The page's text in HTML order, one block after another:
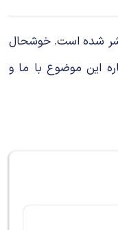
شده است. خوشحال
این موضوع با ما و